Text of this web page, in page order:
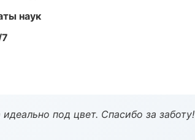
наук
под цвет. Спасибо за заботу!